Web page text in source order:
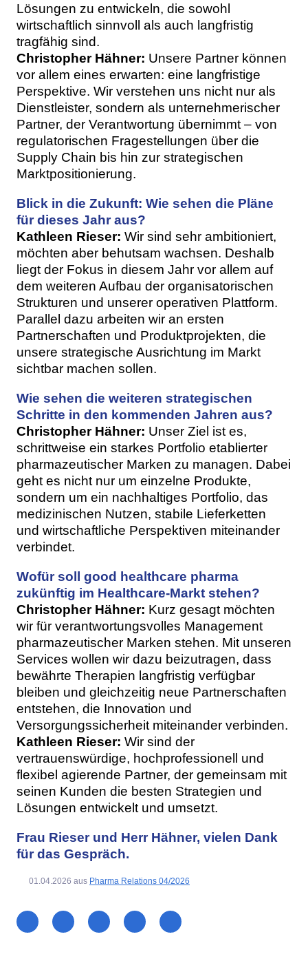
Lösungen zu entwickeln, die sowohl
wirtschaftlich sinnvoll als auch langfristig
tragfähig sind.
Christopher Hähner: Unsere Partner können
vor allem eines erwarten: eine langfristige
Perspektive. Wir verstehen uns nicht nur als
Dienstleister, sondern als unternehmerischer
Partner, der Verantwortung übernimmt – von
regulatorischen Fragestellungen über die
Supply Chain bis hin zur strategischen
Marktpositionierung.
Blick in die Zukunft: Wie sehen die Pläne
für dieses Jahr aus?
Kathleen Rieser: Wir sind sehr ambitioniert,
möchten aber behutsam wachsen. Deshalb
liegt der Fokus in diesem Jahr vor allem auf
dem weiteren Aufbau der organisatorischen
Strukturen und unserer operativen Plattform.
Parallel dazu arbeiten wir an ersten
Partnerschaften und Produktprojekten, die
unsere strategische Ausrichtung im Markt
sichtbar machen sollen.
Wie sehen die weiteren strategischen
Schritte in den kommenden Jahren aus?
Christopher Hähner: Unser Ziel ist es,
schrittweise ein starkes Portfolio etablierter
pharmazeutischer Marken zu managen. Dabei
geht es nicht nur um einzelne Produkte,
sondern um ein nachhaltiges Portfolio, das
medizinischen Nutzen, stabile Lieferketten
und wirtschaftliche Perspektiven miteinander
verbindet.
Wofür soll good healthcare pharma
zukünftig im Healthcare-Markt stehen?
Christopher Hähner: Kurz gesagt möchten
wir für verantwortungsvolles Management
pharmazeutischer Marken stehen. Mit unseren
Services wollen wir dazu beizutragen, dass
bewährte Therapien langfristig verfügbar
bleiben und gleichzeitig neue Partnerschaften
entstehen, die Innovation und
Versorgungssicherheit miteinander verbinden.
Kathleen Rieser: Wir sind der
vertrauenswürdige, hochprofessionell und
flexibel agierende Partner, der gemeinsam mit
seinen Kunden die besten Strategien und
Lösungen entwickelt und umsetzt.
Frau Rieser und Herr Hähner, vielen Dank
für das Gespräch.
01.04.2026 aus Pharma Relations 04/2026